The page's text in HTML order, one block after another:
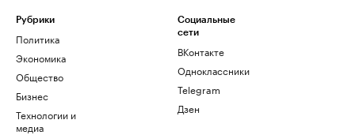
Рубрики
Политика
Экономика
Общество
Бизнес
Технологии и
медиа
Социальные
сети
ВКонтакте
Одноклассники
Telegram
Дзен